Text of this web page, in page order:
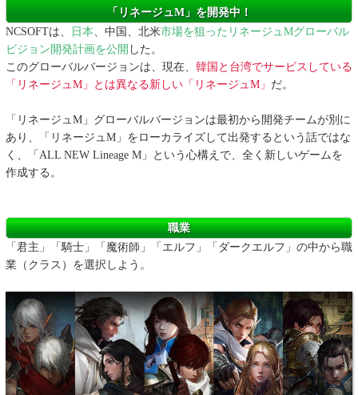
「リネージュM」を開発中！
NCSOFTは、
日本、中国、北米市場を狙ったリネージュMグローバル
ビジョン開発計画を公開 した。
このグローバルバージョンは、現在、 韓国と台湾でサービスしている
「リネージュM」とは異なる新しい「リネージュM」 だ。
「リネージュM」グローバルバージョンは最初から開発チームが別に
あり、「リネージュM」をローカライズして出発するという話ではな
く、「ALL NEW Lineage M」という心構えで、全く新しいゲームを
作成する。
職業
「君主」「騎士」「魔術師」「エルフ」「ダークエルフ」の中から職
業（クラス）を選択しよう。